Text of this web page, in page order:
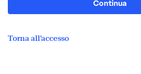
Continua
Torna all'accesso